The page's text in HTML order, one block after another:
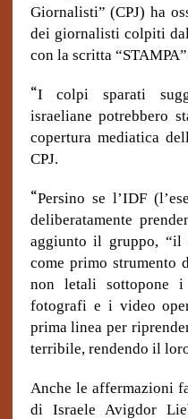
Giornalisti” (CPJ) ha
dei giornalisti colpiti
con la scritta
“I colpi sparati
israeliane potrebbero
copertura mediatica
CPJ.
“Persino se l’IDF
deliberatamente
aggiunto il gruppo,
come primo strumento
non letali sottopone
fotografi e i video
prima linea per
terribile, rendendo il
Anche le affermazioni
di Israele Avigdor